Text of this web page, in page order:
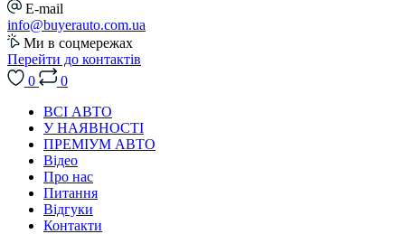
E-mail
info@buyerauto.com.ua
Ми в соцмережах
Перейти до контактів
0
0
ВСІ АВТО
У НАЯВНОСТІ
ПРЕМІУМ АВТО
Відео
Про нас
Питання
Відгуки
Контакти